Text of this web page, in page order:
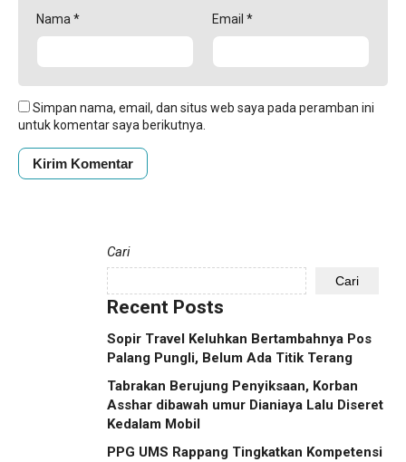
Nama* Email *
Simpan nama, email, dan situs web saya pada peramban ini
untuk komentar saya berikutnya.
Cari
Cari
Recent Posts
Sopir Travel Keluhkan Bertambahnya Pos
Palang Pungli, Belum Ada Titik Terang
Tabrakan Berujung Penyiksaan, Korban
Asshar dibawah umur Dianiaya Lalu Diseret
Kedalam Mobil
PPG UMS Rappang Tingkatkan Kompetensi